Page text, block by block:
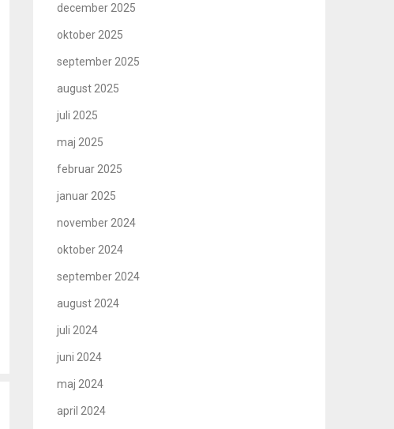
december 2025
oktober 2025
september 2025
august 2025
juli 2025
maj 2025
februar 2025
januar 2025
november 2024
oktober 2024
september 2024
august 2024
juli 2024
juni 2024
maj 2024
april 2024